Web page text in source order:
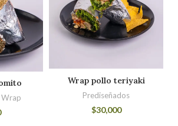
Wrap
Wrap pollo teriyaki
Prediseñados
$30,000